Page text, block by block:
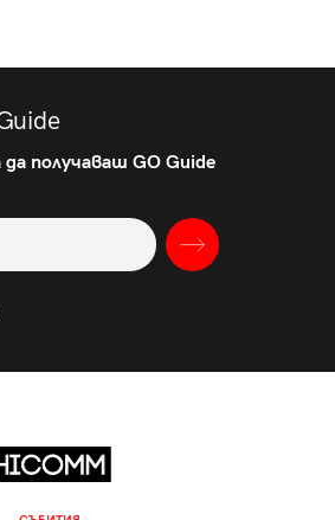
получаваш GO Guide